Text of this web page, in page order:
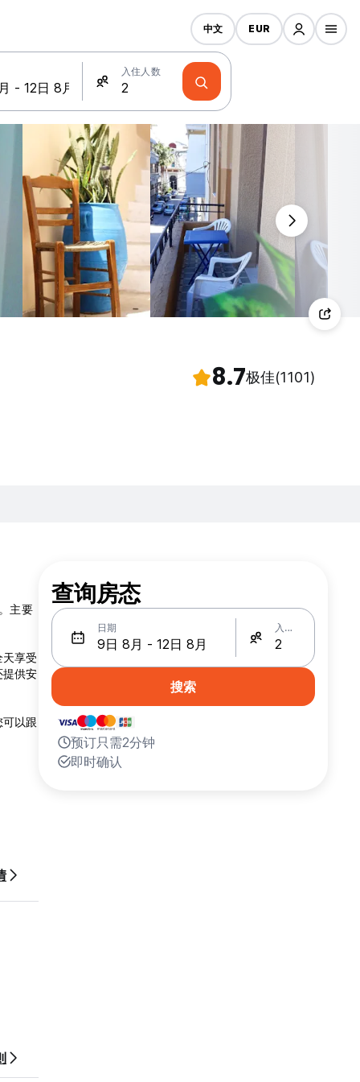
入住人数
中文 EUR
8.7极佳(1101)
主要
享受
提供安
以跟
的冠
查询房态
日期 入住人数
搜索
预订只需2分钟
即时确认